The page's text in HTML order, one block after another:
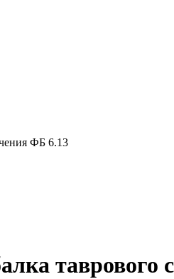
ФБ 6.13
таврового